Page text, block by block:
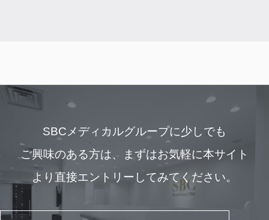
SBCメディカルグループに少しでも
ご興味のある方は、
まずはお気軽に本サイト
より直接エントリーしてみてください。